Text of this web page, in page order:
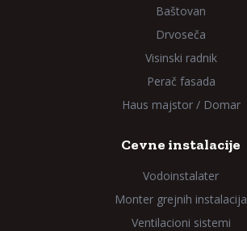
Baštovan
Drvoseča
Visinski radnik
Perač fasada
Haus majstor / Domar
Cevne instalacije
Vodoinstalater
Monter grejnih instalacija
Ventilacioni sistemi